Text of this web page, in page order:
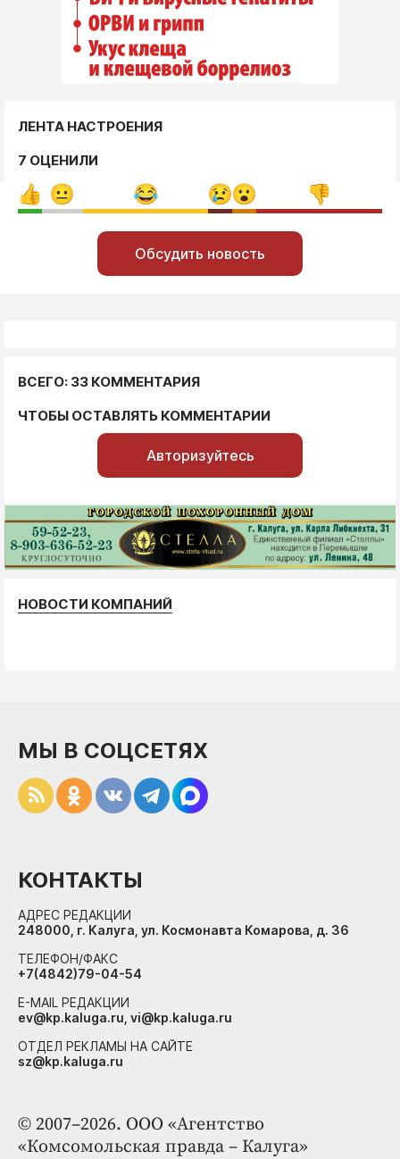
ЛЕНТА НАСТРОЕНИЯ
7 ОЦЕНИЛИ
Обсудить новость
ВСЕГО: 33 КОММЕНТАРИЯ
ЧТОБЫ ОСТАВЛЯТЬ КОММЕНТАРИИ
Авторизуйтесь
НОВОСТИ КОМПАНИЙ
© 2007–2026. ООО «Агентство
«Комсомольская правда – Калуга»
МЫ В СОЦСЕТЯХ
КОНТАКТЫ
АДРЕС РЕДАКЦИИ
248000, г. Калуга, ул. Космонавта Комарова, д. 36
ТЕЛЕФОН/ФАКС
+7(4842)79-04-54
E-MAIL РЕДАКЦИИ
ev@kp.kaluga.ru, vi@kp.kaluga.ru
ОТДЕЛ РЕКЛАМЫ НА САЙТЕ
sz@kp.kaluga.ru